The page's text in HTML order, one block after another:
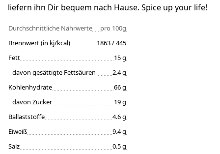
liefern ihn Dir bequem nach Hause. Spice up your life!
Durchschnittliche Nährwerte
pro 100g
Brennwert (in kj/kcal)
1863 / 445
Fett
15 g
davon gesättigte Fettsäuren
2.4 g
Kohlenhydrate
66 g
davon Zucker
19 g
Ballaststoffe
4.6 g
Eiweiß
9.4 g
Salz
0.5 g